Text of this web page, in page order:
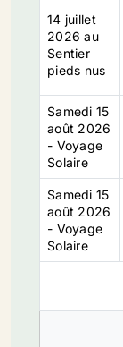
14 juillet
2026 au
Sentier
pieds nus
Samedi 15
août 2026
- Voyage
Solaire
Samedi 15
août 2026
- Voyage
Solaire